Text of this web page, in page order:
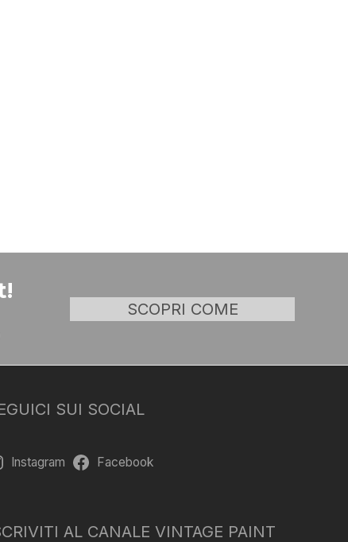
SCOPRI COME
SUI SOCIAL
Instagram Facebook
AL CANALE VINTAGE PAINT